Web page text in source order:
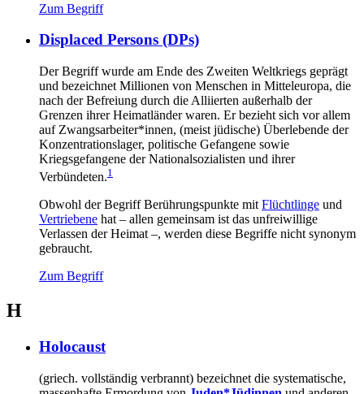
Zum Begriff
Displaced Persons (DPs)
Der Begriff wurde am Ende des Zweiten Weltkriegs geprägt
und bezeichnet Millionen von Menschen in Mitteleuropa, die
nach der Befreiung durch die Alliierten außerhalb der
Grenzen ihrer Heimatländer waren. Er bezieht sich vor allem
auf Zwangsarbeiter*innen, (meist jüdische) Überlebende der
Konzentrationslager, politische Gefangene sowie
Kriegsgefangene der Nationalsozialisten und ihrer
Verbündeten.1
Obwohl der Begriff Berührungspunkte mitFlüchtlinge und
Vertriebene hat – allen gemeinsam ist das unfreiwillige
Verlassen der Heimat –, werden diese Begriffe nicht synonym
gebraucht.
Zum Begriff
H
Holocaust
(griech. vollständig verbrannt) bezeichnet die systematische,